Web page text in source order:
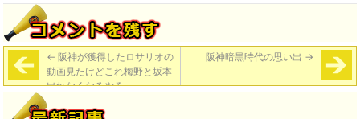
← 阪神が獲得したロサリオの
動画見たけどこれ梅野と坂本
出れなくなるやろ
阪神暗黒時代の思い出 →